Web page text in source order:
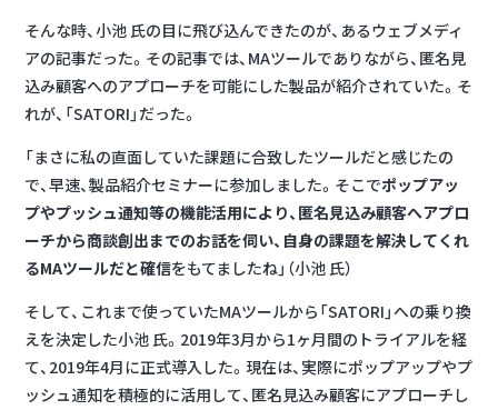
そんな時、小池 氏の目に飛び込んできたのが、あるウェブメディ
アの記事だった。その記事では、MAツールでありながら、匿名見
込み顧客へのアプローチを可能にした製品が紹介されていた。そ
れが、「SATORI」だった。
「まさに私の直面していた課題に合致したツールだと感じたの
で、早速、製品紹介セミナーに参加しました。そこでポップアッ
プやプッシュ通知等の機能活用により、匿名見込み顧客へアプロ
ーチから商談創出までのお話を伺い、自身の課題を解決してくれ
るMAツールだと確信をもてましたね」（小池 氏）
そして、これまで使っていたMAツールから「SATORI」への乗り換
えを決定した小池 氏。2019年3月から1ヶ月間のトライアルを経
て、2019年4月に正式導入した。現在は、実際にポップアップやプ
ッシュ通知を積極的に活用して、匿名見込み顧客にアプローチし